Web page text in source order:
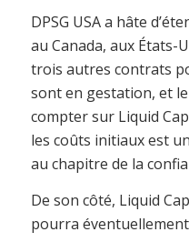
DPSG USA a hâte
au Canada, aux États-
trois autres contrats
sont en gestation, et le
compter sur Liquid
les coûts initiaux est
au chapitre de la
De son côté, Liquid
pourra